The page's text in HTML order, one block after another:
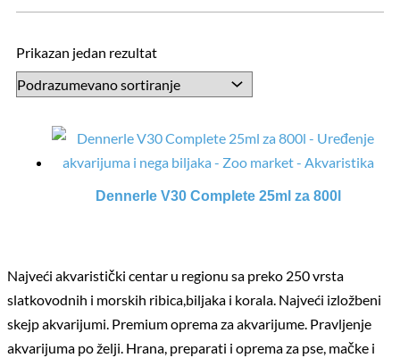
Prikazan jedan rezultat
Dennerle V30 Complete 25ml za 800l
Najveći akvaristički centar u regionu sa preko 250 vrsta
slatkovodnih i morskih ribica,biljaka i korala. Najveći izložbeni
skejp akvarijumi. Premium oprema za akvarijume. Pravljenje
akvarijuma po želji. Hrana, preparati i oprema za pse, mačke i